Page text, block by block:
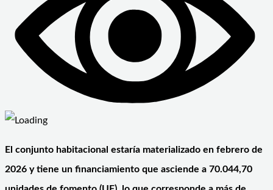
El conjunto habitacional estaría materializado en febrero de
2026 y tiene un financiamiento que asciende a 70.044,70